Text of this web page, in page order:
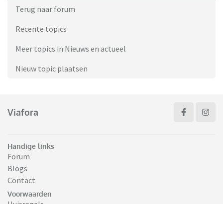
Terug naar forum
Recente topics
Meer topics in Nieuws en actueel
Nieuw topic plaatsen
Viafora
Handige links
Forum
Blogs
Contact
Voorwaarden